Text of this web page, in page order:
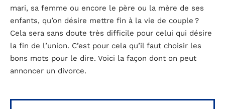
mari, sa femme ou encore le père ou la mère de ses
enfants, qu’on désire mettre fin à la vie de couple ?
Cela sera sans doute très difficile pour celui qui désire
la fin de l’union. C’est pour cela qu’il faut choisir les
bons mots pour le dire. Voici la façon dont on peut
annoncer un divorce.